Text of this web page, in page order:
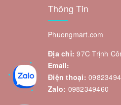
Thông Tin
Phuongmart.com
Địa chỉ: 97C Trịnh
Email:
Điện thoại:
Zalo: 0982349460